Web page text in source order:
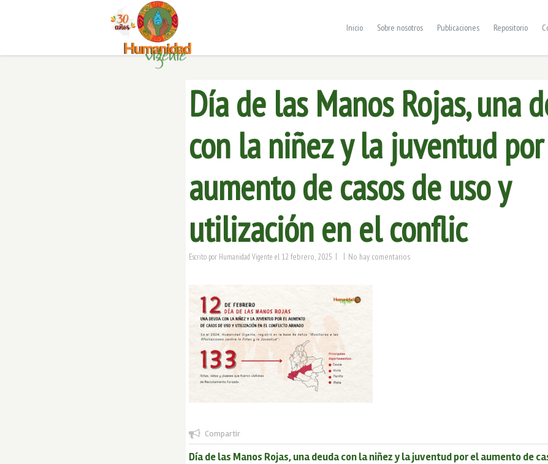
Inicio Sobre nosotros Publicaciones Repositorio
Día de las Manos Rojas, una
con la niñez y la juventud
aumento de casos de uso y
utilización en el conflic
Escrito por Humanidad Vigente el 12 febrero, 2025 | | No hay comentarios
Compartir
Día de las Manos Rojas, una deuda con la niñez y la juventud por el aumento de